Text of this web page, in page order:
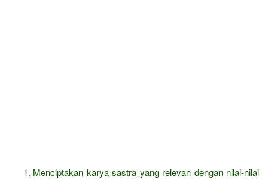
Menciptakan karya sastra yang relevan dengan nilai-nilai